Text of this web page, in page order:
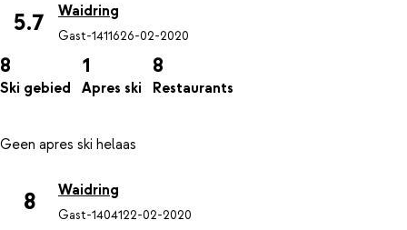
5.7 Waidring
Gast-1411626-02-2020
8
Ski gebied
1
Apres ski
8
Restaurants
8 Waidring
Gast-1404122-02-2020